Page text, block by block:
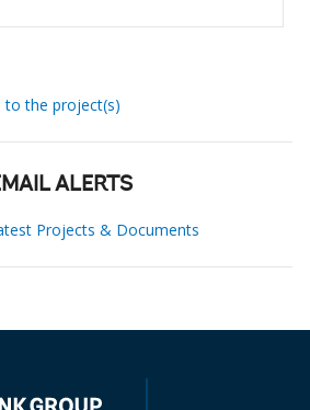
to the project(s)
ALERTS
Projects & Documents